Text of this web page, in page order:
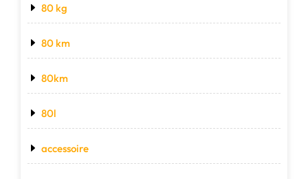
80 kg
80 km
80km
80l
accessoire